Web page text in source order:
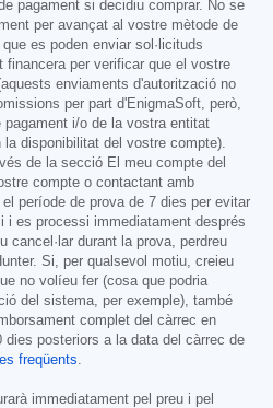
pagament si decidiu comprar. No se
per avançat al vostre mètode de
es poden enviar sol·licituds
per verificar que el vostre
enviaments d'autorització no
per part d'EnigmaSoft, però,
i/o de la vostra entitat
disponibilitat del vostre compte).
de la secció El meu compte del
compte o contactant amb
període de prova de 7 dies per evitar
i es processi immediatament després
cancel·lar durant la prova, perdreu
Si, per qualsevol motiu, creieu
no volíeu fer (cosa que podria
del sistema, per exemple), també
complet del càrrec en
posteriors a la data del càrrec de
freqüents
immediatament pel preu i pel